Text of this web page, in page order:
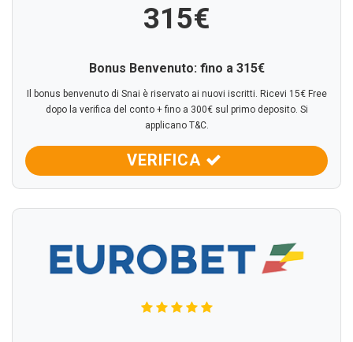
315€
Bonus Benvenuto: fino a 315€
Il bonus benvenuto di Snai è riservato ai nuovi iscritti. Ricevi 15€ Free
dopo la verifica del conto + fino a 300€ sul primo deposito. Si
applicano T&C.
VERIFICA